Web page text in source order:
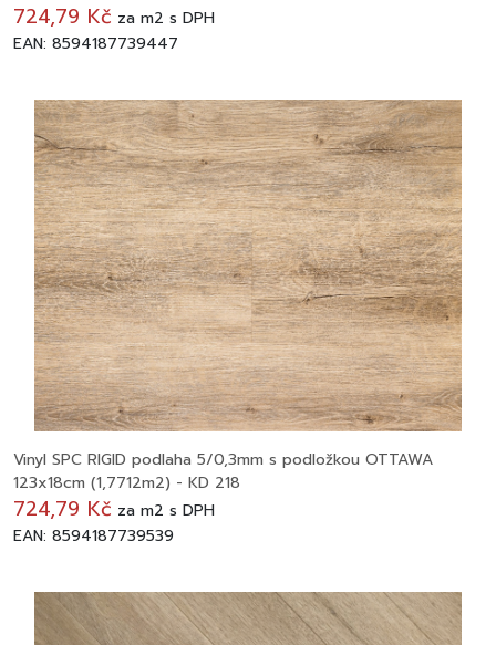
724,79 Kč za m2 s DPH
EAN: 8594187739447
Vinyl SPC RIGID podlaha 5/0,3mm s podložkou OTTAWA
123x18cm (1,7712m2) - KD 218
724,79 Kč za m2 s DPH
EAN: 8594187739539